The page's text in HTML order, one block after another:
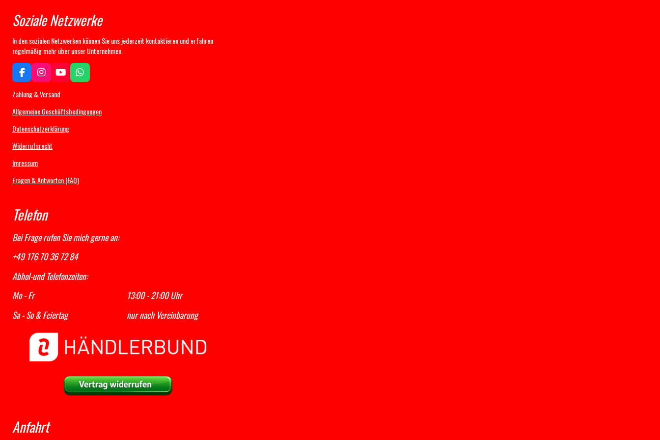
Soziale Netzwerke
In den sozialen Netzwerken können Sie uns jederzeit kontaktieren und erfahren
regelmäßig mehr über unser Unternehmen.
F
a
c
b
o
I
n
s
a
r
m
Y
o
u
u
e
W
h
s
Zahlung & Versand
Allgemeine Geschäftsbedingungen
Datenschutzerklärung
Widerrufsrecht
Imressum
Fragen & Antworten (FAQ)
Telefon
Bei Frage rufen Sie mich gerne an:
+49 176 70 36 72 84
Abhol-und Telefonzeiten:
Mo - Fr 13:00 - 21:00 Uhr
Sa - So & Feiertag nur nach Vereinbarung
Anfahrt